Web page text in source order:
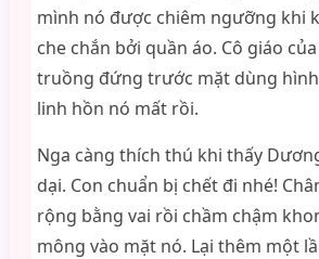
mình nó được chiêm ngưỡng khi
che chắn bởi quần áo. Cô giáo
truồng đứng trước mặt dùng
linh hồn nó mất rồi.
Nga càng thích thú khi thấy
dại. Con chuẩn bị chết đi nhé!
rộng bằng vai rồi chầm chậm
mông vào mặt nó. Lại thêm một